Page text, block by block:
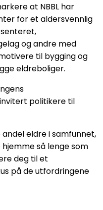
at NBBL har
for et aldersvennlig
og andre med
til bygging og
eldreboliger.
politikere til
andel eldrei samfunnet,
så lenge som
deg til et
på de utfordringene